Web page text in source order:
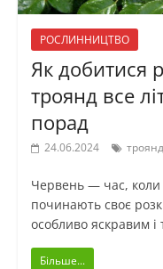
РОСЛИННИЦТВО
Як добитися
троянд все
порад
24.06.2024
Червень — час, коли
починають своє
особливо яскравим
Більше...